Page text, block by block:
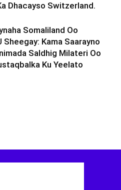
Dhacayso Switzerland.
Somaliland Oo
Sheegay: Kama Saarayno
Saldhig Milateri Oo
Ku Yeelato